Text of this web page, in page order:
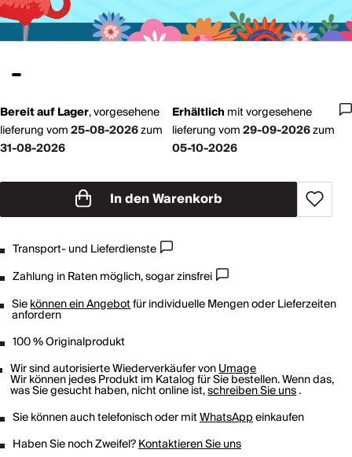
Bereit auf Lager,vorgesehene
lieferung vom25-08-2026zum
31-08-2026
Erhältlich mitvorgesehene
lieferung vom29-09-2026zum
05-10-2026
In den Warenkorb
Transport- und Lieferdienste
Zahlung in Raten möglich, sogar zinsfrei
Siekönnen ein Angebotfür individuelle Mengen oder Lieferzeiten
anfordern
100 % Originalprodukt
Wir sind autorisierte Wiederverkäufer vonUmage
Wir können jedes Produkt im Katalog für Sie bestellen. Wenn das,
was Sie gesucht haben, nicht online ist,schreiben Sie uns.
Sie können auch telefonisch oder mitWhatsAppeinkaufen
Haben Sie noch Zweifel?Kontaktieren Sie uns